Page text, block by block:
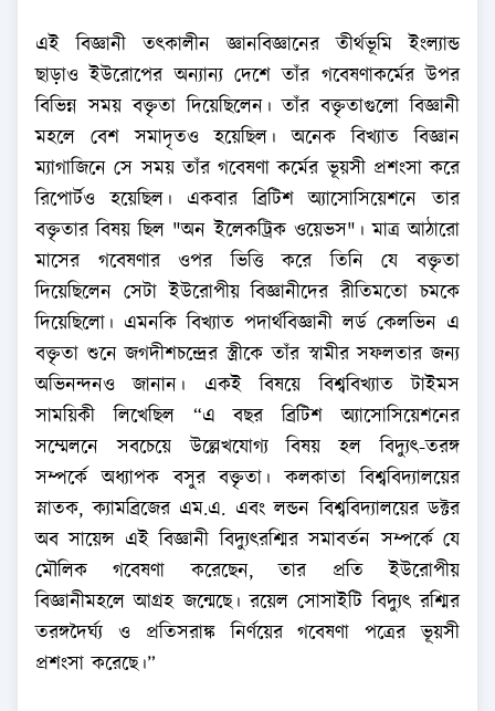
এই বিজ্ঞানী তৎকালীন জ্ঞানবিজ্ঞানের তীর্থভূমি ইংল্যান্ড
ছাড়াও ইউরোপের অন্যান্য দেশে তাঁর গবেষণাকর্মের উপর
বিভিন্ন সময় বক্তৃতা দিয়েছিলেন। তাঁর বক্তৃতাগুলো বিজ্ঞানী
মহলে বেশ সমাদৃতও হয়েছিল। অনেক বিখ্যাত বিজ্ঞান
ম্যাগাজিনে সে সময় তাঁর গবেষণা কর্মের ভূয়সী প্রশংসা করে
রিপোর্টও হয়েছিল। একবার ব্রিটিশ অ্যাসোসিয়েশনে তার
বক্তৃতার বিষয় ছিল "অন ইলেকট্রিক ওয়েভস"। মাত্র আঠারো
মাসের গবেষণার ওপর ভিত্তি করে তিনি যে বক্তৃতা
দিয়েছিলেন সেটা ইউরোপীয় বিজ্ঞানীদের রীতিমতো চমকে
দিয়েছিলো। এমনকি বিখ্যাত পদার্থবিজ্ঞানী লর্ড কেলভিন এ
বক্তৃতা শুনে জগদীশচন্দ্রের স্ত্রীকে তাঁর স্বামীর সফলতার জন্য
অভিনন্দনও জানান। একই বিষয়ে বিশ্ববিখ্যাত টাইমস
সাময়িকী লিখেছিল “এ বছর ব্রিটিশ অ্যাসোসিয়েশনের
সম্মেলনে সবচেয়ে উল্লেখযোগ্য বিষয় হল বিদ্যুৎ-তরঙ্গ
সম্পর্কে অধ্যাপক বসুর বক্তৃতা। কলকাতা বিশ্ববিদ্যালয়ের
স্নাতক, ক্যামব্রিজের এম.এ. এবং লন্ডন বিশ্ববিদ্যালয়ের ডক্টর
অব সায়েন্স এই বিজ্ঞানী বিদ্যুৎরশ্মির সমাবর্তন সম্পর্কে যে
মৌলিক গবেষণা করেছেন, তার প্রতি ইউরোপীয়
বিজ্ঞানীমহলে আগ্রহ জন্মেছে। রয়েল সোসাইটি বিদ্যুৎ রশ্মির
তরঙ্গদৈর্ঘ্য ও প্রতিসরাঙ্ক নির্ণয়ের গবেষণা পত্রের ভূয়সী
প্রশংসা করেছে।”